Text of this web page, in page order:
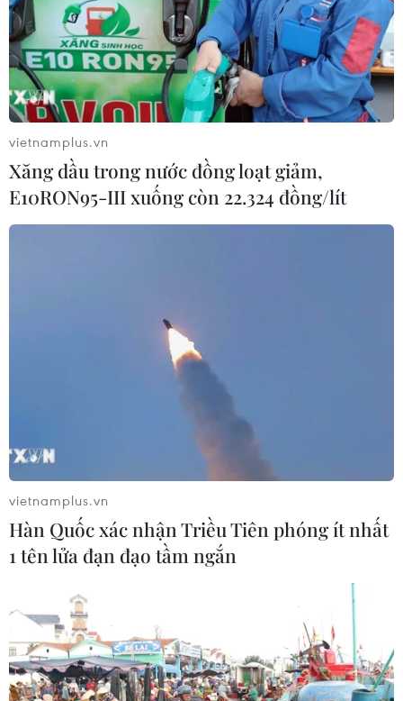
vietnamplus.vn
Xăng dầu trong nước đồng loạt giảm,
E10RON95-III xuống còn 22.324 đồng/lít
vietnamplus.vn
Hàn Quốc xác nhận Triều Tiên phóng ít nhất
1 tên lửa đạn đạo tầm ngắn